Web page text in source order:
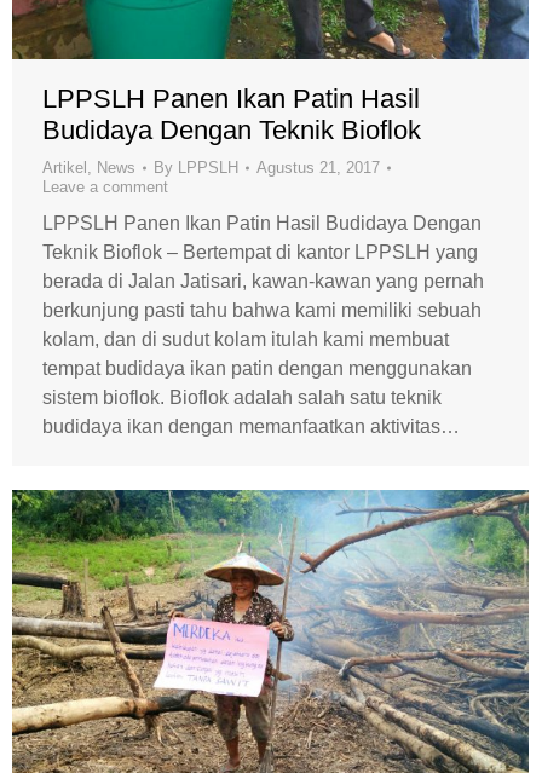
LPPSLH Panen Ikan Patin Hasil
Budidaya Dengan Teknik Bioflok
Artikel , News By LPPSLH
Agustus 21, 2017
Leave a comment
LPPSLH Panen Ikan Patin Hasil Budidaya Dengan
Teknik Bioflok – Bertempat di kantor LPPSLH yang
berada di Jalan Jatisari, kawan-kawan yang pernah
berkunjung pasti tahu bahwa kami memiliki sebuah
kolam, dan di sudut kolam itulah kami membuat
tempat budidaya ikan patin dengan menggunakan
sistem bioflok. Bioflok adalah salah satu teknik
budidaya ikan dengan memanfaatkan aktivitas…